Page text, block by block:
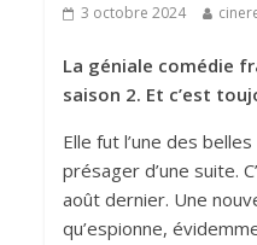
3 octobre 2024
La géniale comédie
saison 2. Et c’est
Elle fut l’une des
présager d’une suite.
août dernier. Une
qu’espionne,